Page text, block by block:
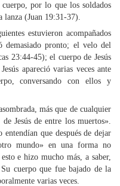
cuerpo, por lo que los soldados
lanza (Juan 19:31-37).
estuvieron acompañados
demasiado pronto; el velo del
23:44-45); el cuerpo de Jesús
apareció varias veces ante
conversando con ellos y
más que de cualquier
Jesús de entre los muertos».
entendían que después de dejar
mundo» en una forma no
e hizo mucho más, a saber,
cuerpo que fue bajado de la
varias veces.